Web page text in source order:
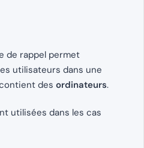
de rappel permet
utilisateurs dans une
des ordinateurs.
utilisées dans les cas